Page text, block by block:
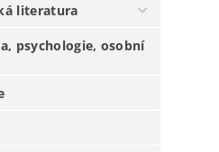
literatura
psychologie, osobní